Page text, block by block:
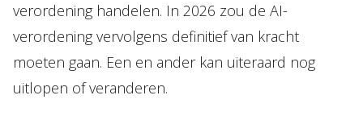
verordening handelen. In 2026 zou de AI-
verordening vervolgens definitief van kracht
moeten gaan. Een en ander kan uiteraard nog
uitlopen of veranderen.